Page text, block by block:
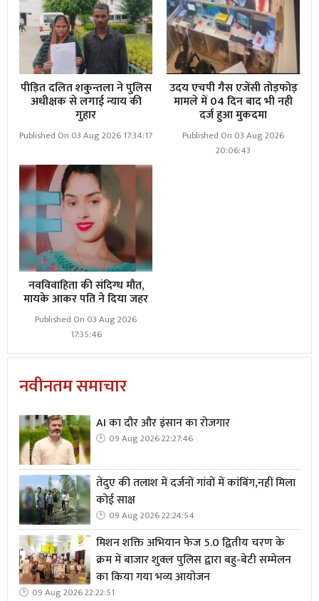
पीड़ित दलित शकुन्तला ने पुलिस
अधीक्षक से लगाई न्याय की
गुहार
Published On 03 Aug 2026 17:34:17
उदय एचपी गैस एजेंसी तोड़फोड़
मामले में 04 दिन बाद भी नही
दर्ज हुआ मुकदमा
Published On 03 Aug 2026
20:06:43
नवविवाहिता की संदिग्ध मौत,
मायके आकर पति ने दिया जहर
Published On 03 Aug 2026
17:35:46
नवीनतम समाचार
AI का दौर और इंसान का रोजगार
09 Aug 2026 22:27:46
तेंदुए की तलाश में दर्जनों गांवों में कांबिंग,नहीं मिला
कोई साक्ष
09 Aug 2026 22:24:54
मिशन शक्ति अभियान फेज 5.0 द्वितीय चरण के
क्रम में बाजार शुक्ल पुलिस द्वारा बहु-बेटी सम्मेलन
का किया गया भव्य आयोजन
09 Aug 2026 22:22:51